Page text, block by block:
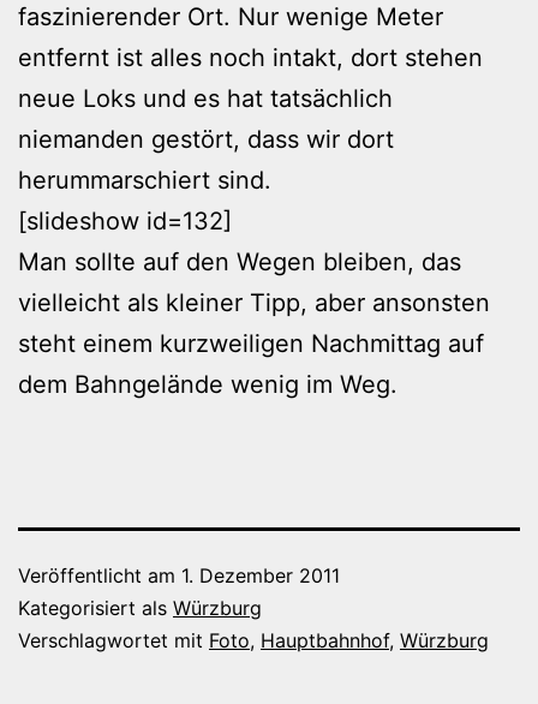
faszinierender Ort. Nur wenige Meter
entfernt ist alles noch intakt, dort stehen
neue Loks und es hat tatsächlich
niemanden gestört, dass wir dort
herummarschiert sind.
[slideshow id=132]
Man sollte auf den Wegen bleiben, das
vielleicht als kleiner Tipp, aber ansonsten
steht einem kurzweiligen Nachmittag auf
dem Bahngelände wenig im Weg.
Veröffentlicht am 1. Dezember 2011
Kategorisiert als Würzburg
Verschlagwortet mit Foto, Hauptbahnhof, Würzburg